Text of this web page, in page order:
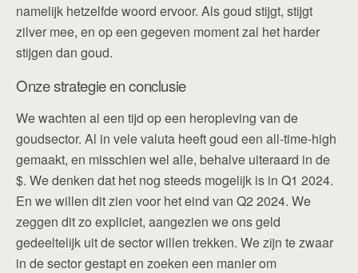
namelijk hetzelfde woord ervoor. Als goud stijgt, stijgt
zilver mee, en op een gegeven moment zal het harder
stijgen dan goud.
Onze strategie en conclusie
We wachten al een tijd op een heropleving van de
goudsector. Al in vele valuta heeft goud een all-time-high
gemaakt, en misschien wel alle, behalve uiteraard in de
$. We denken dat het nog steeds mogelijk is in Q1 2024.
En we willen dit zien voor het eind van Q2 2024. We
zeggen dit zo expliciet, aangezien we ons geld
gedeeltelijk uit de sector willen trekken. We zijn te zwaar
in de sector gestapt en zoeken een manier om